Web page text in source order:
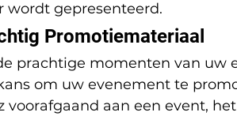
wordt gepresenteerd.
Promotiemateriaal
prachtige momenten van uw
om uw evenement te
voorafgaand aan een event,